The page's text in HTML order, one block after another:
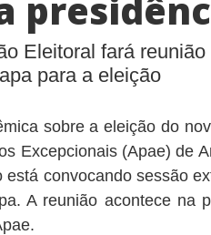
Eleitoral fará
para a eleição
sobre a eleição do
Excepcionais (Apae) de
está convocando sessão
A reunião acontece na